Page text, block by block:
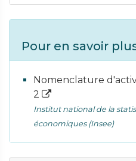
Pour en savoir
Nomenclature
2
Institut national de la
économiques (Insee)